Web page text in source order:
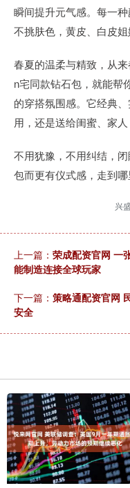
瞬间提升元气感。每一
不挑肤色，黄皮、白皮姐
春夏的温柔与精致，从
n宅同款钻石包，就能帮
的穿搭氛围感。它经典
用，还是送给闺蜜、家人
不用犹豫，不用纠结，
包而更有仪式感，走到哪
兴
上一篇： 荣成配资官网 一
能制造连接全球玩家
下一篇： 策略通配资官网
安全